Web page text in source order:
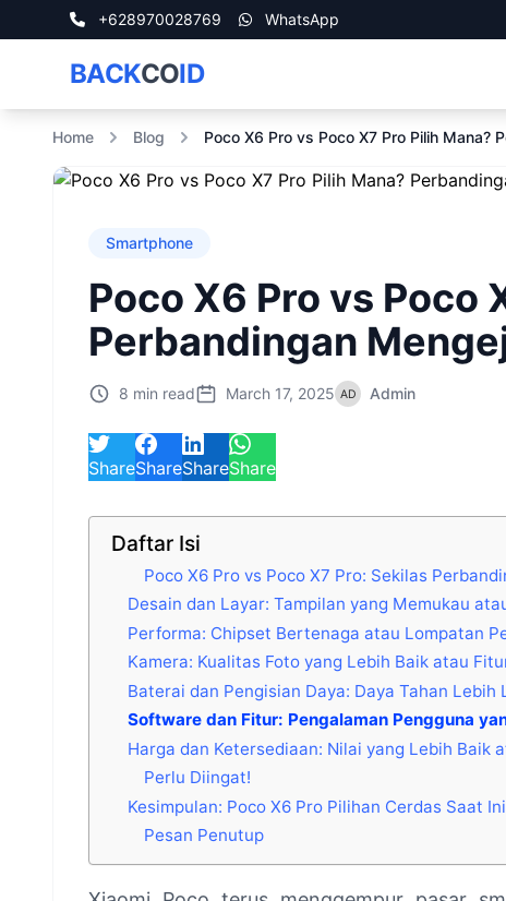
+628970028769 WhatsApp
BACKCOID
Home Blog Poco X6 Pro vs Poco X7 Pro Pilih Mana?
Smartphone
Poco X6 Pro vs Poco
Perbandingan
8 min read March 17, 2025 Admin
ShareShareShareShare
Daftar Isi
Poco X6 Pro vs Poco X7 Pro: Sekilas
Desain dan Layar: Tampilan yang Memukau
Performa: Chipset Bertenaga atau Lompatan
Kamera: Kualitas Foto yang Lebih Baik atau
Baterai dan Pengisian Daya: Daya Tahan
Software dan Fitur: Pengalaman Pengguna
Harga dan Ketersediaan: Nilai yang Lebih Baik
Perlu Diingat!
Kesimpulan: Poco X6 Pro Pilihan Cerdas Saat
Pesan Penutup